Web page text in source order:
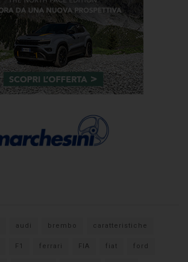
audi brembo caratteristiche
F1 ferrari FIA fiat ford